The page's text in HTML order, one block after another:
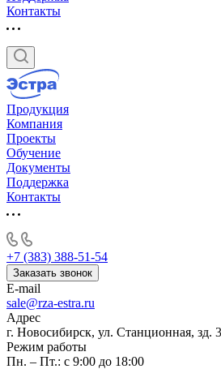
Контакты
Продукция
Компания
Проекты
Обучение
Документы
Поддержка
Контакты
+7 (383) 388-51-54
Заказать звонок
E-mail
sale@rza-estra.ru
Адрес
г. Новосибирск, ул. Станционная, зд.
Режим работы
Пн. – Пт.: с 9:00 до 18:00